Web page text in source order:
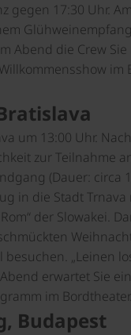
gegen 17:30 Uhr.
Abend die Crew Sie
im
um 13:00 Uhr.
zur Teilnahme
(Dauer: circa
in die Stadt
der Slowakei.
„Leinen
erwartet Sie ein
im Bordtheater.
Budapest